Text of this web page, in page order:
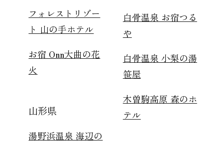
フォレストリゾー
ト 山の手ホテル
お宿 Onn大曲の花
火
山形県
湯野浜温泉 海辺の
白骨温泉 お宿つる
や
白骨温泉 小梨の湯
笹屋
木曽駒高原 森のホ
テル